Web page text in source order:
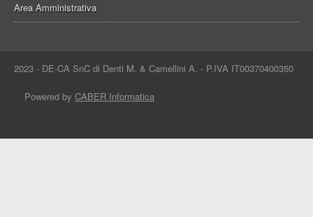
Area Amministrativa
2023 - DE-CA SnC di Denti M. & Camellini A. - P.IVA IT00370400350
Powered by CABER Informatica